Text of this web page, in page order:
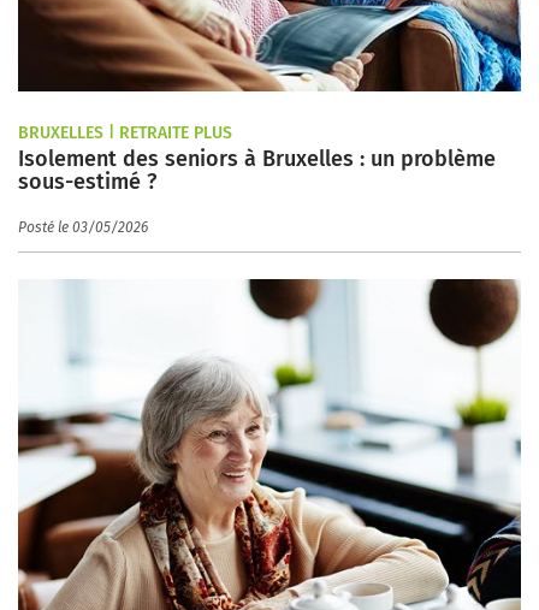
BRUXELLES | RETRAITE PLUS
Isolement des seniors à Bruxelles : un problème
sous-estimé ?
Posté le 03/05/2026